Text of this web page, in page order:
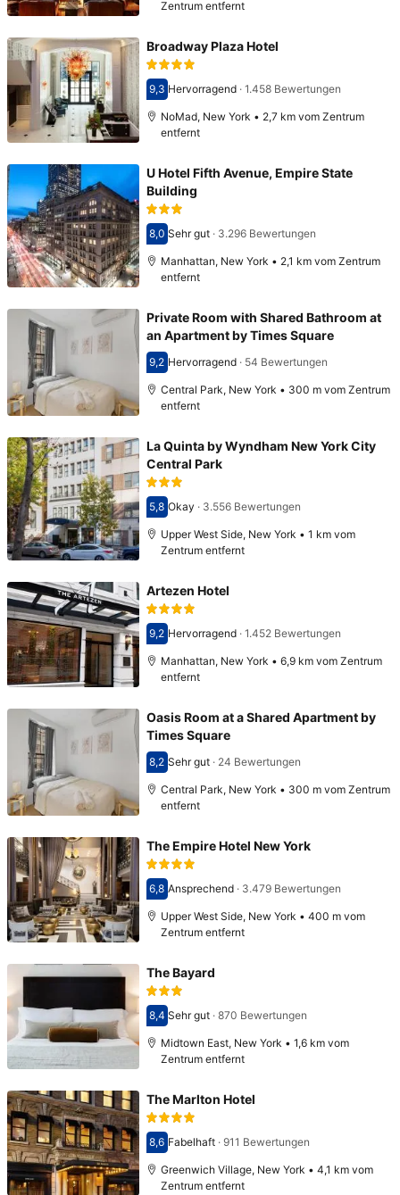
Zentrum entfernt
Broadway Plaza Hotel
Bewertet mit 9,3
9,3 Hervorragend· 1.458 Bewertungen
NoMad, New York • 2,7 km vom Zentrum
entfernt
U Hotel Fifth Avenue, Empire State
Building
Bewertet mit 8,0
8,0 Sehr gut· 3.296 Bewertungen
Manhattan, New York • 2,1 km vom Zentrum
entfernt
Private Room with Shared Bathroom at
an Apartment by Times Square
Bewertet mit 9,2
9,2 Hervorragend· 54 Bewertungen
Central Park, New York • 300 m vom Zentrum
entfernt
La Quinta by Wyndham New York City
Central Park
Bewertet mit 5,8
5,8 Okay · 3.556 Bewertungen
Upper West Side, New York • 1 km vom
Zentrum entfernt
Artezen Hotel
Bewertet mit 9,2
9,2 Hervorragend· 1.452 Bewertungen
Manhattan, New York • 6,9 km vom Zentrum
entfernt
Oasis Room at a Shared Apartment by
Times Square
Bewertet mit 8,2
8,2 Sehr gut· 24 Bewertungen
Central Park, New York • 300 m vom Zentrum
entfernt
The Empire Hotel New York
Bewertet mit 6,8
6,8 Ansprechend· 3.479 Bewertungen
Upper West Side, New York • 400 m vom
Zentrum entfernt
The Bayard
Bewertet mit 8,4
8,4 Sehr gut· 870 Bewertungen
Midtown East, New York • 1,6 km vom
Zentrum entfernt
The Marlton Hotel
Bewertet mit 8,6
8,6 Fabelhaft· 911 Bewertungen
Greenwich Village, New York • 4,1 km vom
Zentrum entfernt